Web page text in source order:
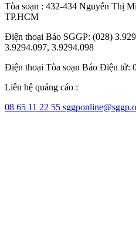
Tòa soạn : 432-434 Nguyễn Thị
TP.HCM
Điện thoại Báo SGGP: (028)
3.9294.097, 3.9294.098
Điện thoại Tòa soạn Báo Điện tử:
Liên hệ quảng cáo :
08 65 11 22 55